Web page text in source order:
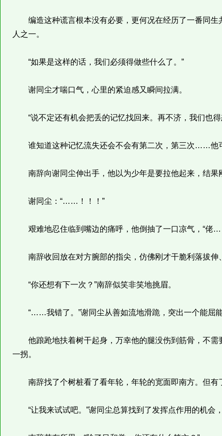
编造这种谎言根本没有必要，更何况在经历了一番同生
人之一。
“如果是这样的话，我们必须得做些什么了。”
谢同尘才喘口气，心里的紧迫感又瞬间拉满。
“说不定还有机会把丢的记忆找回来。再不济，我们也得
谁知道这种记忆流失还会不会有第二次，第三次……他
南辞向谢同尘伸出手，他以为少年是要拉他起来，结果
谢同尘：“……！！！”
艰难地忍住临到嘴边的痛呼，他倒抽了一口凉气，“佬
南辞收回放在对方腕部的指尖，仿佛刚才干脆利落拔伸
“你还想有下一次？”南辞似笑非笑地挑眉。
“……我错了。”谢同尘从善如流地滑跪，突出一个能屈
他踉跄地扶着树干起身，万幸他的腿没伤到筋骨，不需
一拐。
南辞找了个树桩看了看年轮，年轮的宽面即南方。但有
“让我来试试吧。”谢同尘总算找到了发挥点作用的机会